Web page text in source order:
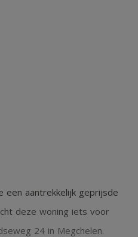
een aantrekkelijk geprijsde
deze woning iets voor
24 in Megchelen.